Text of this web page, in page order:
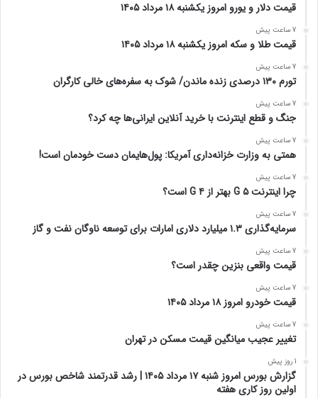
قیمت دلار و یورو امروز یکشنبه ۱۸ مرداد ۱۴۰۵
7 ساعت پیش
قیمت طلا و سکه امروز یکشنبه ۱۸ مرداد ۱۴۰۵
7 ساعت پیش
تورم ۱۳۰ درصدی زنده ماندن/ شوک به سفره‌های خالی کارگران
7 ساعت پیش
جنگ و قطع اینترنت با خرید آنلاین ایرانی‌ها چه کرد؟
7 ساعت پیش
همتی به وزارت خزانه‌داری آمریکا: پول‌هایمان دست خودمان است!
7 ساعت پیش
چرا اینترنت ۵ G بهتر از ۴ G است؟
7 ساعت پیش
سرمایه‌گذاری ۱.۳ میلیارد دلاری امارات برای توسعه ناوگان نفت و گاز
7 ساعت پیش
قیمت واقعی بنزین چقدر است؟
7 ساعت پیش
قیمت خودرو امروز ۱۸ مرداد ۱۴۰۵
7 ساعت پیش
تغییر عجیب میانگین قیمت مسکن در تهران
1 روز پیش
گزارش بورس امروز شنبه ۱۷ مرداد ۱۴۰۵ | رشد قدرتمند شاخص بورس در
اولین روز کاری هفته